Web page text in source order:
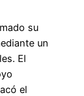
su
un
El
el